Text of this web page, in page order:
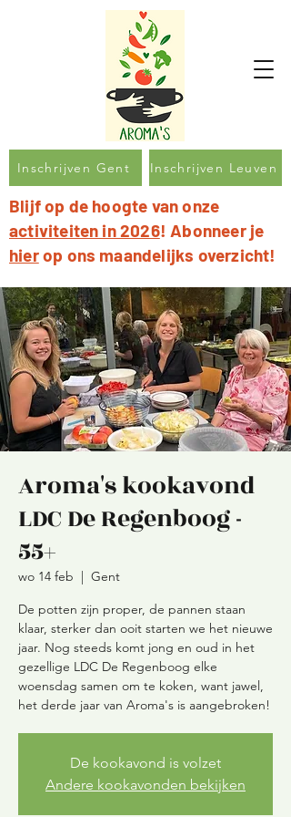
Inschrijven Gent Inschrijven Leuven
Blijf op de hoogte van onze
activiteiten in 2026! Abonneer je
hierop ons maandelijks overzicht!
Aroma's kookavond
LDC De Regenboog -
55+
wo 14 feb
  |
Gent
De potten zijn proper, de pannen staan
klaar, sterker dan ooit starten we het nieuwe
jaar. Nog steeds komt jong en oud in het
gezellige LDC De Regenboog elke
woensdag samen om te koken, want jawel,
De kookavond is volzet
Andere kookavonden bekijken